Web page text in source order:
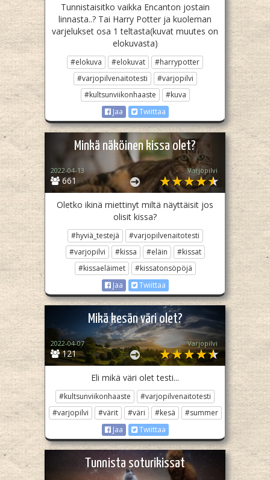
Tunnistaisitko vaikka Encanton jostain
linnasta..? Tai Harry Potter ja kuoleman
varjelukset osa 1 teltasta(kuvat muutes on
elokuvasta)
#elokuva #elokuvat
#harrypotter
#varjopilvenaitotesti
#varjopilvi
#kultsunviikonhaaste
#kuva
Jaa
Twiittaa
Minkä näköinen kissa olet?
661
2022-04-13 Varjopilvi
Oletko ikinä miettinyt miltä näyttäisit jos
olisit kissa?
#hyviä_testejä
#varjopilvenaitotesti
#varjopilvi
#kissa #eläin
#kissat
#kissaeläimet
#kissatonsöpöjä
Jaa
Twiittaa
Mikä kesän väri olet?
121
2022-04-07 Varjopilvi
Eli mikä väri olet testi...
#kultsunviikonhaaste
#varjopilvenaitotesti
#varjopilvi
#värit #väri #kesä
#summer
Jaa
Twiittaa
Tunnista soturikissat